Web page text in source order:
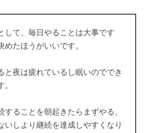
して、毎日やることは大事です
めたほうがいいです。
と夜は疲れているし眠いのででき
。
することを朝起きたらまずやる、
いしより継続を達成しやすくなり